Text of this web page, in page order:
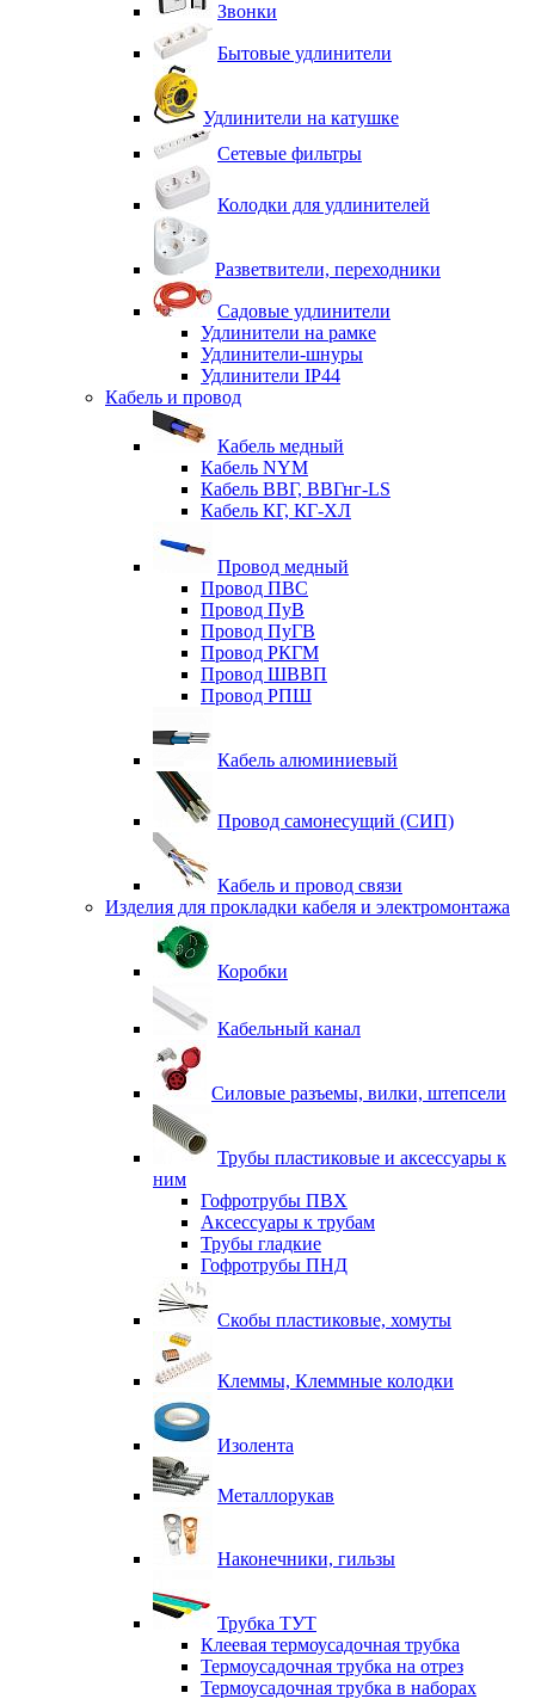
Звонки
Бытовые удлинители
Удлинители на катушке
Сетевые фильтры
Колодки для удлинителей
Разветвители, переходники
Садовые удлинители
Удлинители на рамке
Удлинители-шнуры
Удлинители IP44
Кабель и провод
Кабель медный
Кабель NYM
Кабель ВВГ, ВВГнг-LS
Кабель КГ, КГ-ХЛ
Провод медный
Провод ПВС
Провод ПуВ
Провод ПуГВ
Провод РКГМ
Провод ШВВП
Провод РПШ
Кабель алюминиевый
Провод самонесущий (СИП)
Кабель и провод связи
Изделия для прокладки кабеля и электромонтажа
Коробки
Кабельный канал
Силовые разъемы, вилки, штепсели
Трубы пластиковые и аксессуары к
ним
Гофротрубы ПВХ
Аксессуары к трубам
Трубы гладкие
Гофротрубы ПНД
Скобы пластиковые, хомуты
Клеммы, Клеммные колодки
Изолента
Металлорукав
Наконечники, гильзы
Трубка ТУТ
Клеевая термоусадочная трубка
Термоусадочная трубка на отрез
Термоусадочная трубка в наборах